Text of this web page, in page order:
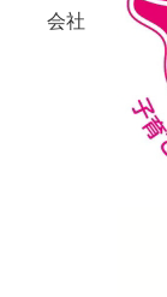
会社